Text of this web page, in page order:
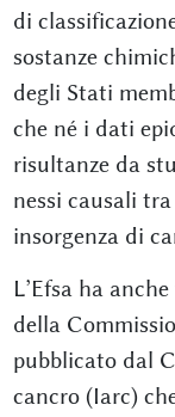
di
sostanze
degli Stati
che né i dati
risultanze da
nessi causali
insorgenza di
L’Efsa ha
della
pubblicato dal
cancro (Iarc)